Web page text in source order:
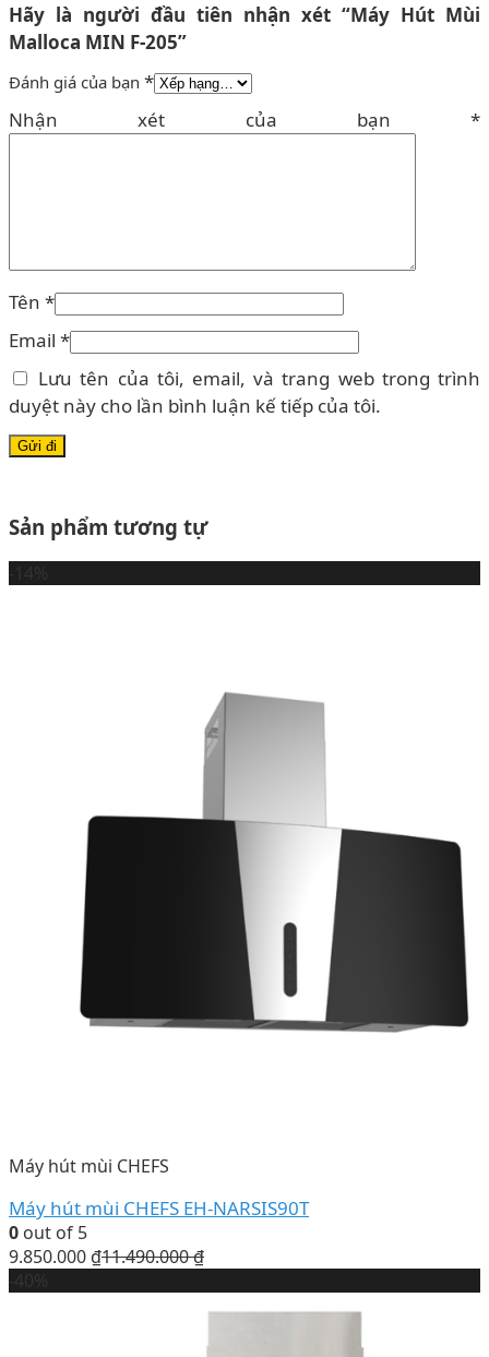
Hãy là người đầu tiên nhận xét “Máy Hút Mùi
Malloca MIN F-205”
Đánh giá của bạn *
Nhận xét của bạn *
Tên *
Email *
Lưu tên của tôi, email, và trang web trong trình
duyệt này cho lần bình luận kế tiếp của tôi.
Sản phẩm tương tự
Máy hút mùi CHEFS
Máy hút mùi CHEFS EH-NARSIS90T
0 out of 5
9.850.000 ₫11.490.000₫